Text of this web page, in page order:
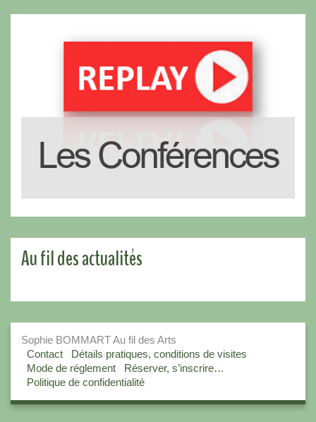
Au fil des actualités
Sophie BOMMART Au fil des Arts
Contact
Détails pratiques, conditions de visites
Mode de réglement
Réserver, s’inscrire…
Politique de confidentialité